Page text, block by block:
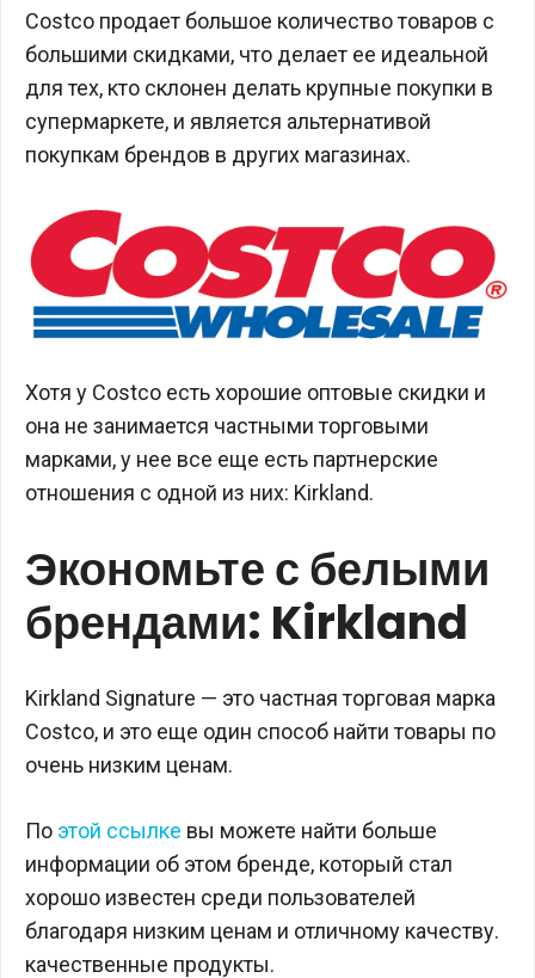
Costco продает большое количество товаров с
большими скидками, что делает ее идеальной
для тех, кто склонен делать крупные покупки в
супермаркете, и является альтернативой
покупкам брендов в других магазинах.
Хотя у Costco есть хорошие оптовые скидки и
она не занимается частными торговыми
марками, у нее все еще есть партнерские
отношения с одной из них: Kirkland.
Экономьте с белыми
брендами: Kirkland
Kirkland Signature — это частная торговая марка
Costco, и это еще один способ найти товары по
очень низким ценам.
По этой ссылке вы можете найти больше
информации об этом бренде, который стал
хорошо известен среди пользователей
благодаря низким ценам и отличному качеству.
качественные продукты.